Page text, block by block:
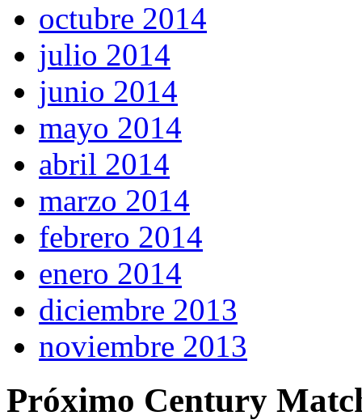
octubre 2014
julio 2014
junio 2014
mayo 2014
abril 2014
marzo 2014
febrero 2014
enero 2014
diciembre 2013
noviembre 2013
Próximo Century